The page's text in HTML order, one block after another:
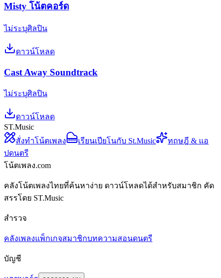
Misty โน้ตคอร์ด
ไม่ระบุศิลปิน
ดาวน์โหลด
Cast Away Soundtrack
ไม่ระบุศิลปิน
ดาวน์โหลด
ST.Music
สั่งทำโน้ตเพลง
เรียนเปียโนกับ St.Music
ทฤษฎี & แอ
ปดนตรี
โน้ตเพลง.com
คลังโน้ตเพลงไทยที่ค้นหาง่าย ดาวน์โหลดได้สำหรับสมาชิก คัด
สรรโดย ST.Music
สำรวจ
คลังเพลงแพ็กเกจสมาชิกบทความสอนดนตรี
บัญชี